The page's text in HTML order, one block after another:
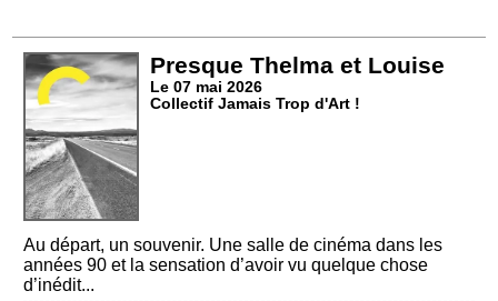
Presque Thelma et Louise
Le 07 mai 2026
Collectif Jamais Trop d'Art !
Au départ, un souvenir. Une salle de cinéma dans les
années 90 et la sensation d’avoir vu quelque chose
d’inédit...